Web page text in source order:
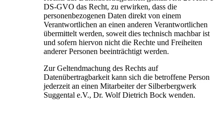
DS-GVO das Recht, zu erwirken, dass die
personenbezogenen Daten direkt von einem
Verantwortlichen an einen anderen Verantwortlichen
übermittelt werden, soweit dies technisch machbar ist
und sofern hiervon nicht die Rechte und Freiheiten
anderer Personen beeinträchtigt werden.
Zur Geltendmachung des Rechts auf
Datenübertragbarkeit kann sich die betroffene Person
jederzeit an einen Mitarbeiter der Silberbergwerk
Suggental e.V., Dr. Wolf Dietrich Bock wenden.